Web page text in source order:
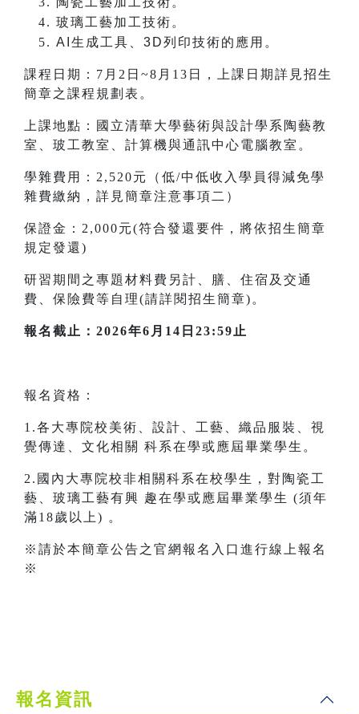
玻璃工藝加工技術。
AI 生成工具、3D列印技術的應用。
課程日期：7月2日~8月13日，上課日期詳見招生
簡章之課程規劃表。
上課地點：國立清華大學藝術與設計學系陶藝教
室、玻工教室、計算機與通訊中心電腦教室。
學雜費用：2,520元（低/中低收入學員得減免學
雜費繳納，詳見簡章注意事項二）
保證金：2,000元(符合發還要件，將依招生簡章
規定發還)
研習期間之專題材料費另計、膳、住宿及交通
費、保險費等自理(請詳閱招生簡章)。
報名截止：2026年6月14日23:59止
報名資格：
1.各大專院校美術、設計、工藝、織品服裝、視
覺傳達、文化相關 科系在學或應屆畢業學生。
2.國內大專院校非相關科系在校學生，對陶瓷工
藝、玻璃工藝有興 趣在學或應屆畢業學生 (須年
滿18歲以上) 。
※請於本簡章公告之官網報名入口進行線上報名
※
報名資訊